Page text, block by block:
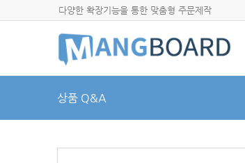
다양한 확장기능을 통한 맞춤형 주문제작
상품 Q&A